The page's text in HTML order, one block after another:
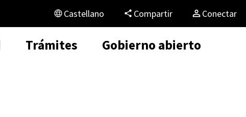
Castellano Compartir Conectar
Trámites Gobierno abierto